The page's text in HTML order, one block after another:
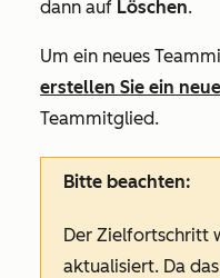
dann auf Löschen.
Um ein neues
erstellen Sie ein
Teammitglied.
Bitte beachten:
Der Zielfortschritt
aktualisiert. Da